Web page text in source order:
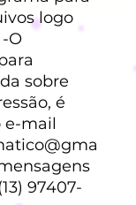
logo
O
sobre
é
e-mail
97407-